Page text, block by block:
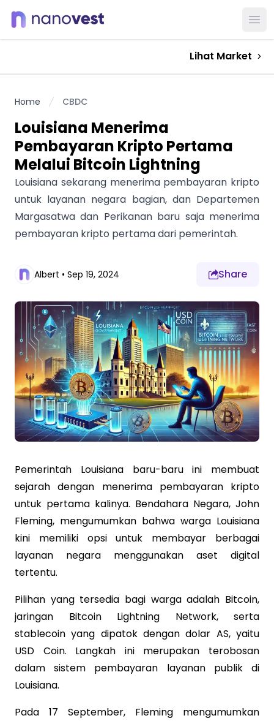
Lihat Market
Home CBDC
Louisiana Menerima
Pembayaran Kripto Pertama
Melalui Bitcoin Lightning
Louisiana sekarang menerima pembayaran kripto
untuk layanan negara bagian, dan Departemen
Margasatwa dan Perikanan baru saja menerima
pembayaran kripto pertama dari pemerintah.
Albert • Sep 19, 2024 Share
Pemerintah Louisiana baru-baru ini membuat
sejarah dengan menerima pembayaran kripto
untuk pertama kalinya. Bendahara Negara, John
Fleming, mengumumkan bahwa warga Louisiana
kini memiliki opsi untuk membayar berbagai
layanan negara menggunakan aset digital
tertentu.
Pilihan yang tersedia bagi warga adalah Bitcoin,
jaringan Bitcoin Lightning Network, serta
stablecoin yang dipatok dengan dolar AS, yaitu
USD Coin. Langkah ini merupakan terobosan
dalam sistem pembayaran layanan publik di
Louisiana.
Pada 17 September, Fleming mengumumkan